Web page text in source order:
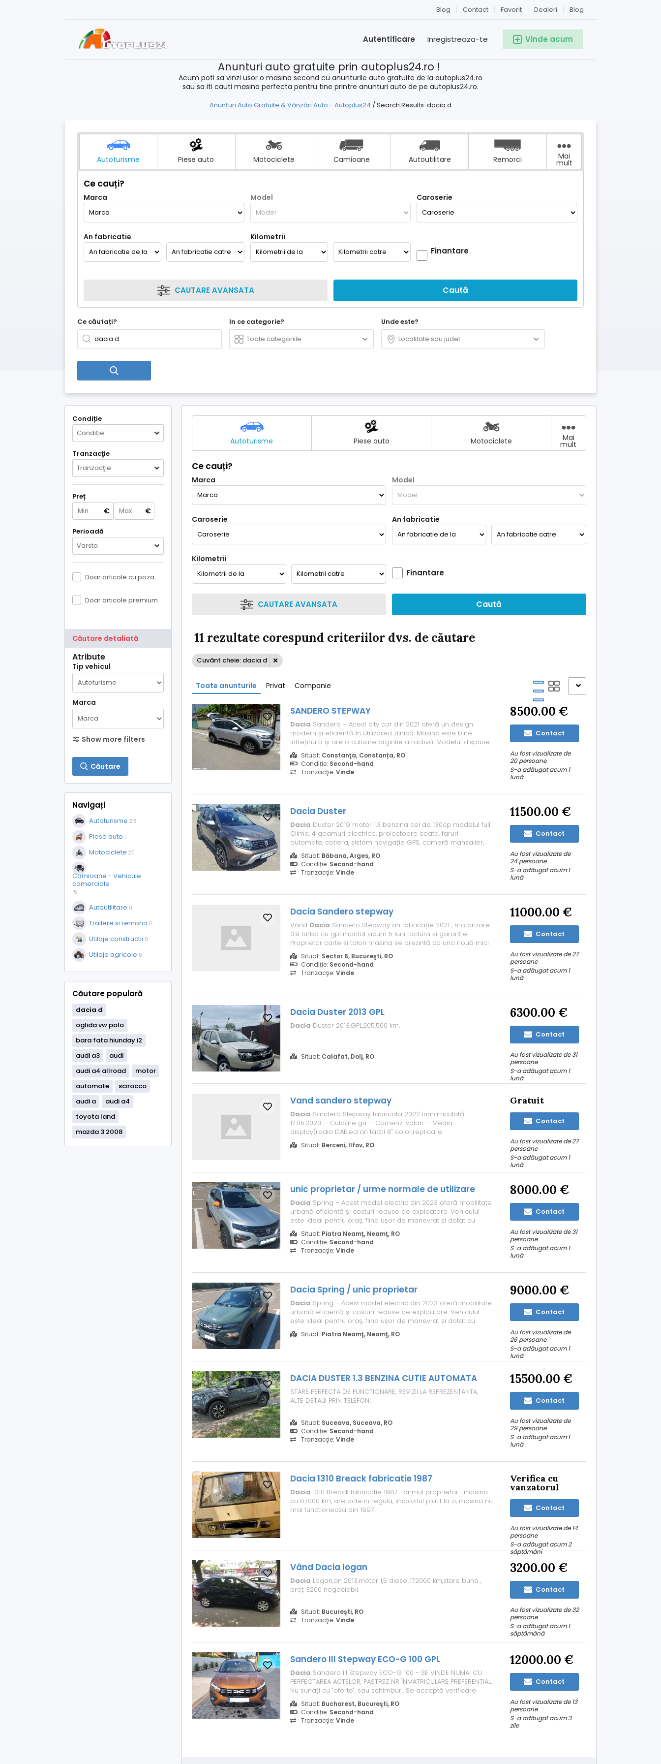
Blog
Dealeri
Favorit
Contact
Blog
Vinde acum
Inregistreaza-te
Autentificare
Anunturi auto gratuite prin autoplus24.ro !
Acum poti sa vinzi usor o masina second cu anunturile auto gratuite de la autoplus24.ro
sau sa iti cauti masina perfecta pentru tine printre anunturi auto de pe autoplus24.ro.
Anunțuri Auto Gratuite & Vânzări Auto - Autoplus24 /Search Results: dacia d
Autoturisme Piese auto Motociclete Camioane Autoutilitare Remorci Mai
mult
Ce cauți?
Marca Model Caroserie
An fabricatie Kilometrii
Finantare
CAUTARE AVANSATA Caută
Ce căutați? In ce categorie? Unde este?
Condiție
Condiție
Tranzacţie
Tranzacţie
Preț
€ €
Perioadă
Varsta
Doar articole cu poza
Doar articole premium
Căutare detaliată
Atribute
Tip vehicul
Marca
Show more filters
Căutare
Navigați
Autoturisme 218
Piese auto 1
Motociclete 20
Camioane - Vehicule
comerciale
5
Autoutilitare 0
Trailere si remorci 0
Utilaje constructii 0
Utilaje agricole 0
Căutare populară
dacia d
oglida vw polo
bara fata hiunday i2
audi a3
audi
audi a4 allroad
motor
automate
scirocco
audi a
audi a4
toyota land
mazda 3 2008
Autoturisme Piese auto Motociclete Mai
mult
Ce cauți?
Marca Model
Caroserie An fabricatie
Kilometrii
Finantare
CAUTARE AVANSATA Caută
11 rezultate corespund criteriilor dvs. de căutare
Cuvânt cheie: dacia d
Toate anunturile Privat Companie
SANDERO STEPWAY
Dacia Sandero – Acest city car din 2021 oferă un design
modern și eficiență în utilizarea zilnică. Mașina este bine
întreținută și are o culoare argintie atractivă. Modelul dispune
de dotări utile pentru confort și siguranță, fiind potrivit pentru
oraș și drumuri lungi. Sandero STEPWAY TCe 90 Prestige din
septembrie 20...
Situat: Constanţa, Constanța, RO
Condiție: Second-hand
Tranzacţie: Vinde
8500.00 €
Contact
Au fost vizualizate de
20 persoane
S-a adăugat acum 1
lună
Dacia Duster
Dacia Duster 2019 motor 1.3 benzina cel de 130cp modelul full.
Clima, 4 geamuri electrice, proiectoare ceata, faruri
automate, cotiera, sistem navigație GPS, cameră mansalier,
camere 360, unghi mort în oglinzile laterale, keles gou, keles
entry, pornire la buton, etc
Situat: Băbana, Arges, RO
Condiție: Second-hand
Tranzacţie: Vinde
11500.00 €
Contact
Au fost vizualizate de
24 persoane
S-a adăugat acum 1
lună
Dacia Sandero stepway
Vând Dacia Sandero Stepway an fabricație 2021 , motorizare
0.9 turbo cu gpl montat acum 5 luni factura și garanție .
Proprietar carte și talon mașina se prezintă ca una nouă mici
urme de utilizare Echiparea este full , navigație mare originală
cu Apple car play și android 2 chei anvelope de iarnă
aproape noi Mașina se ...
Situat: Sector 6, Bucureşti, RO
Condiție: Second-hand
Tranzacţie: Vinde
11000.00 €
Contact
Au fost vizualizate de 27
persoane
S-a adăugat acum 1
lună
Dacia Duster 2013 GPL
Dacia Duster 2013,GPL,205.500 km.
Situat: Calafat, Dolj, RO
6300.00 €
Contact
Au fost vizualizate de 31
persoane
S-a adăugat acum 1
lună
Vand sandero stepway
Dacia Sandero Stepway fabricata 2022 înmatriculată
17.05.2023 --Culoare gri --Comenzi volan --Media
display(radio DAB,ecran tactil 8" color,replicare
smartphone,bluetooth,USB,6 difuzoare) --Acces handsfree --
Sistem start/stop la semafor --ABS(anti lock braking system) -
Situat: Berceni, Ilfov, RO
Gratuit
Contact
Au fost vizualizate de 27
persoane
S-a adăugat acum 1
lună
unic proprietar / urme normale de utilizare
Dacia Spring – Acest model electric din 2023 oferă mobilitate
urbană eficientă și costuri reduse de exploatare. Vehiculul
este ideal pentru oraș, fiind ușor de manevrat și dotat cu
funcții moderne de siguranță și confort. Înmatriculat în
ianuarie 2023, are autonomie de până la 230 km și consum
mediu de 11,9 kWh/100 km....
Situat: Piatra Neamţ, Neamţ, RO
Condiție: Second-hand
Tranzacţie: Vinde
8000.00 €
Contact
Au fost vizualizate de 31
persoane
S-a adăugat acum 1
lună
Dacia Spring / unic proprietar
Dacia Spring – Acest model electric din 2023 oferă mobilitate
urbană eficientă și costuri reduse de exploatare. Vehiculul
este ideal pentru oraș, fiind ușor de manevrat și dotat cu
funcții moderne de siguranță și confort. Înmatriculat în
ianuarie 2023, are autonomie de până la 230 km și consum
Situat: Piatra Neamţ, Neamţ, RO
9000.00 €
Contact
Au fost vizualizate de
26 persoane
S-a adăugat acum 1
lună
DACIADUSTER 1.3 BENZINA CUTIE AUTOMATA
STARE PERFECTA DE FUNCTIONARE, REVIZII LA REPREZENTANTA,
ALTE DETALII PRIN TELEFON!
Situat: Suceava, Suceava, RO
Condiție: Second-hand
Tranzacţie: Vinde
15500.00 €
Contact
Au fost vizualizate de
29 persoane
S-a adăugat acum 1
lună
Dacia 1310 Breack fabricatie 1987
Dacia 1310 Breack fabricatie 1987 -primul proprietar -masina
cu 87000 km, are acte in regula, impozitul platit la zi, masina nu
mai functioneaza din 1997
Verifica cu
vanzatorul
Contact
Au fost vizualizate de 14
persoane
S-a adăugat acum 2
săptămâni
Vând Dacia logan
Dacia Logan,an 2013,motor 1,5 diesel,172000 km,stare buna ,
preț 3200 negociabil.
Situat: Bucureşti, RO
Tranzacţie: Vinde
3200.00 €
Contact
Au fost vizualizate de 32
persoane
S-a adăugat acum 1
săptămână
Sandero III Stepway ECO-G 100 GPL
Dacia Sandero III Stepway ECO-G 100 - SE VINDE NUMAI CU
PERFECTAREA ACTELOR, PASTREZ NR ÎNMATRICULARE PREFERENȚIAL.
Nu sunați cu "oferte", sau schimburi. Se acceptă verificare
masina in reprezentanta
Dacia. Cumpărată în sept 2023 - km
făcuți 80% pe autostrada A3. Primul proprietar, nefumător.
Benzina + GPL (de fabrica)...
Situat: Bucharest, Bucureşti, RO
Condiție: Second-hand
Tranzacţie: Vinde
12000.00 €
Contact
Au fost vizualizate de 13
persoane
S-a adăugat acum 3
zile